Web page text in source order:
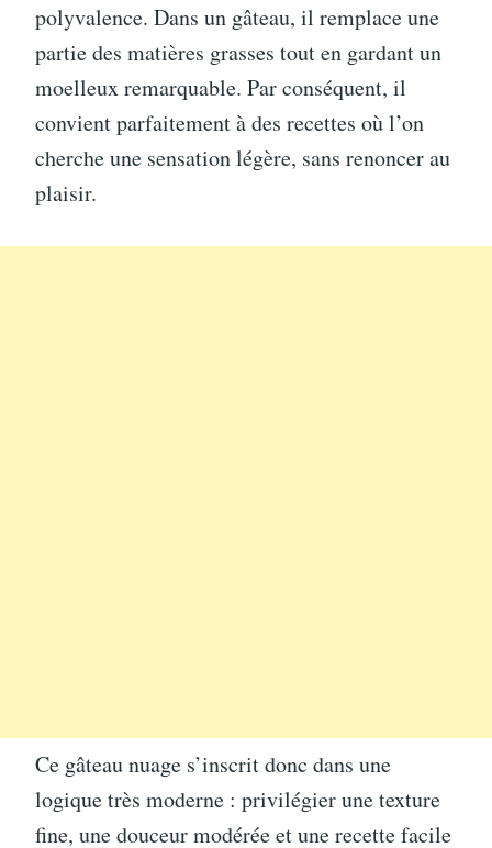
polyvalence. Dans un gâteau, il remplace une
partie des matières grasses tout en gardant un
moelleux remarquable. Par conséquent, il
convient parfaitement à des recettes où l’on
cherche une sensation légère, sans renoncer au
plaisir.
Ce gâteau nuage s’inscrit donc dans une
logique très moderne : privilégier une texture
fine, une douceur modérée et une recette facile